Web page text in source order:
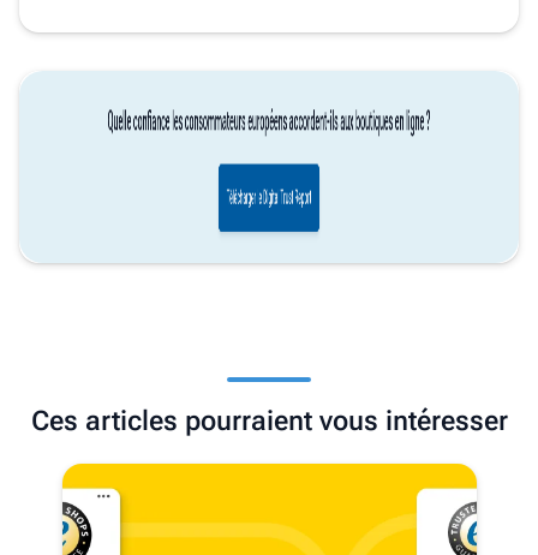
Ces articles pourraient vous intéresser